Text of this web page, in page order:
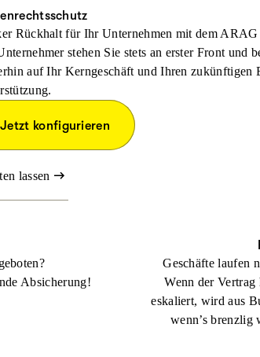
Rückhalt für Ihr Unternehmen mit dem
stehen Sie stets an erster Front
auf Ihr Kerngeschäft und Ihren zukünftigen
Jetzt konfigurieren
lassen
Absicherung!
Geschäfte laufen
Wenn der
eskaliert, wird aus
wenn’s brenzlig